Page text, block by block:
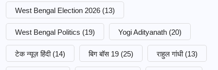
West Bengal Election 2026 (13)
West Bengal Politics (19) Yogi Adityanath (20)
टेक न्यूज़ हिंदी (14) बिग बॉस 19 (25) राहुल गांधी (13)